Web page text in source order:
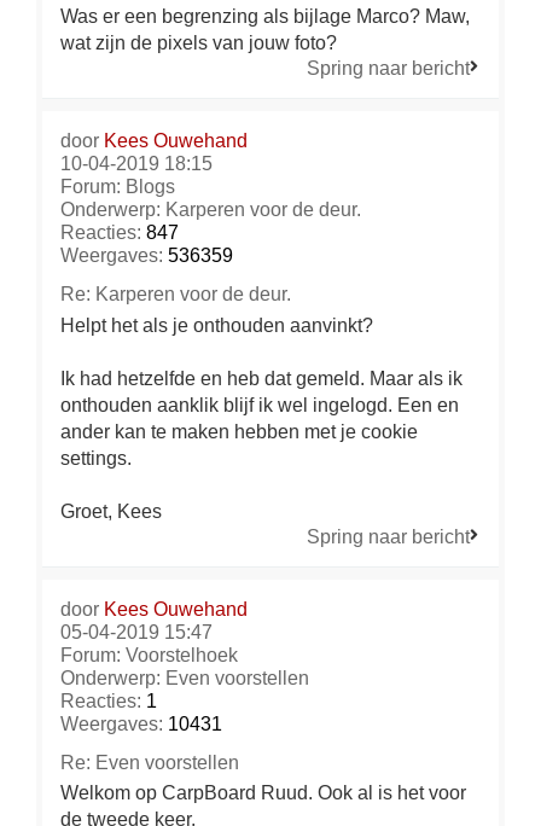
Was er een begrenzing als bijlage Marco? Maw,
wat zijn de pixels van jouw foto?
Spring naar bericht
door Kees Ouwehand
10-04-2019 18:15
Forum: Blogs
Onderwerp: Karperen voor de deur.
Reacties: 847
Weergaves: 536359
Re: Karperen voor de deur.
Helpt het als je onthouden aanvinkt?
Ik had hetzelfde en heb dat gemeld. Maar als ik
onthouden aanklik blijf ik wel ingelogd. Een en
ander kan te maken hebben met je cookie
settings.
Groet, Kees
Spring naar bericht
door Kees Ouwehand
05-04-2019 15:47
Forum: Voorstelhoek
Onderwerp: Even voorstellen
Reacties: 1
Weergaves: 10431
Re: Even voorstellen
Welkom op CarpBoard Ruud. Ook al is het voor
de tweede keer.